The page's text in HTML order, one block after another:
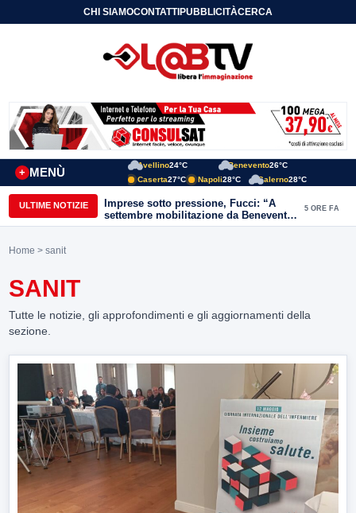
CHI SIAMOCONTATTIPUBBLICITÀCERCA
MENÙ
+
Avellino24°C Benevento26°C
Caserta27°C Napoli28°C Salerno28°C
ULTIME NOTIZIE
Imprese sotto pressione, Fucci: “A
settembre mobilitazione da Benevento
e Avellino”
5 ORE FA
Home > sanit
SANIT
Tutte le notizie, gli approfondimenti e gli aggiornamenti della
sezione.